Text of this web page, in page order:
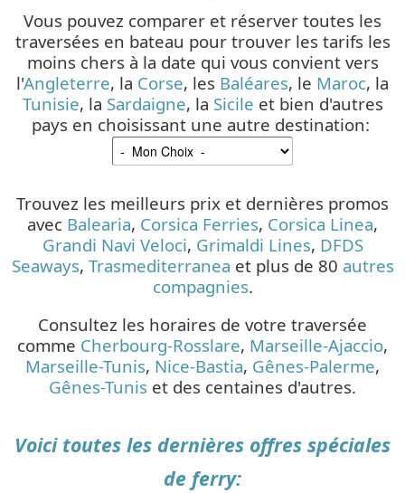
Vous pouvez comparer et réserver toutes les
traversées en bateau pour trouver les tarifs les
moins chers à la date qui vous convient vers
l'Angleterre, la Corse, les Baléares, le Maroc, la
Tunisie, la Sardaigne, la Sicile et bien d'autres
pays en choisissant une autre destination:
Trouvez les meilleurs prix et dernières promos
avec Balearia, Corsica Ferries, Corsica Linea,
Grandi Navi Veloci, Grimaldi Lines, DFDS
Seaways, Trasmediterranea et plus de 80 autres
compagnies.
Consultez les horaires de votre traversée
comme Cherbourg-Rosslare, Marseille-Ajaccio,
Marseille-Tunis, Nice-Bastia, Gênes-Palerme,
Gênes-Tunis et des centaines d'autres.
Voici toutes les dernières offres spéciales
de ferry: